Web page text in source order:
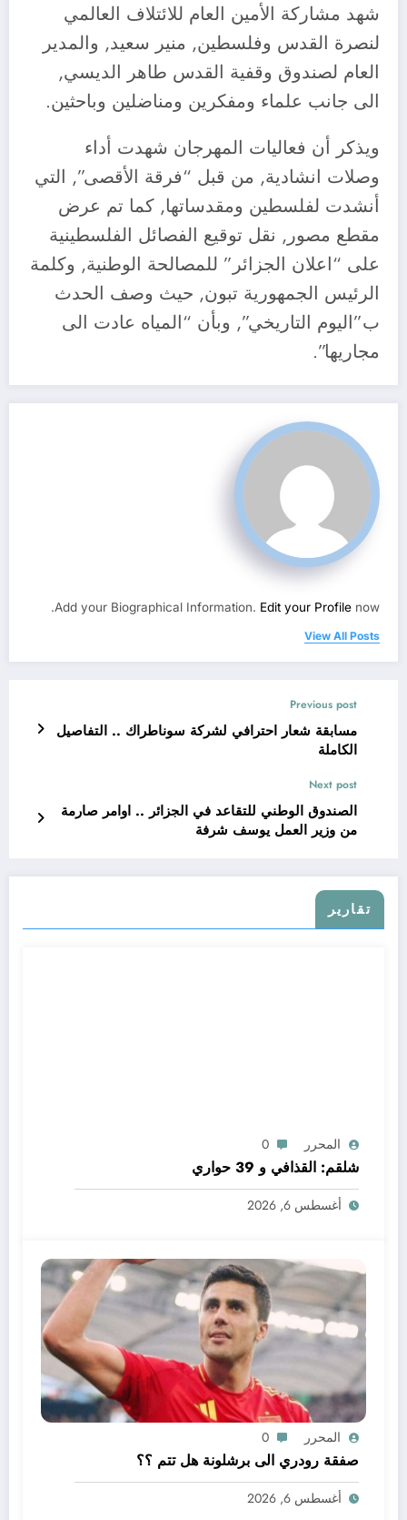
شهد مشاركة الأمين العام للائتلاف العالمي
لنصرة القدس وفلسطين, منير سعيد, والمدير
العام لصندوق وقفية القدس طاهر الديسي,
الى جانب علماء ومفكرين ومناضلين وباحثين.
ويذكر أن فعاليات المهرجان شهدت أداء
وصلات انشادية, من قبل “فرقة الأقصى”, التي
أنشدت لفلسطين ومقدساتها, كما تم عرض
مقطع مصور, نقل توقيع الفصائل الفلسطينية
على “اعلان الجزائر” للمصالحة الوطنية, وكلمة
الرئيس الجمهورية تبون, حيث وصف الحدث
ب”اليوم التاريخي”, وبأن “المياه عادت الى
مجاريها”.
Add your Biographical Information. Edit your Profile now.
View All Posts
Previous post
مسابقة شعار احترافي لشركة سوناطراك .. التفاصيل
الكاملة
Next post
الصندوق الوطني للتقاعد في الجزائر .. اوامر صارمة
من وزير العمل يوسف شرفة
تقارير
المحرر 0
شلقم: القذافي و 39 حواري
أغسطس 6, 2026
المحرر 0
صفقة رودري الى برشلونة هل تتم ؟؟
أغسطس 6, 2026